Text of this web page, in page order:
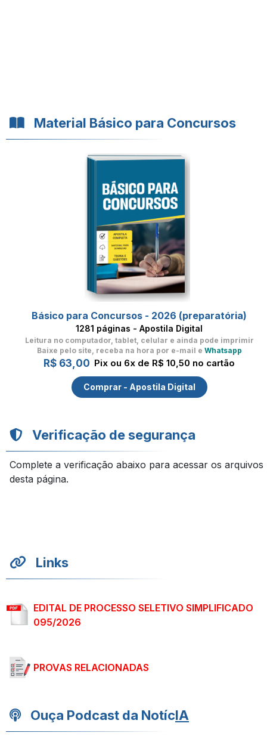
Material Básico para Concursos
Básico para Concursos - 2026 (preparatória)
1281 páginas - Apostila Digital
Leitura no computador, tablet, celular e ainda pode imprimir
Baixe pelo site, receba na hora por e-mail e Whatsapp
R$ 63,00 Pix ou 6x de R$ 10,50 no cartão
Comprar - Apostila Digital
Verificação de segurança
Complete a verificação abaixo para acessar os arquivos
desta página.
Links
EDITAL DE PROCESSO SELETIVO SIMPLIFICADO
095/2026
PROVAS RELACIONADAS
Ouça Podcast da NotícIA